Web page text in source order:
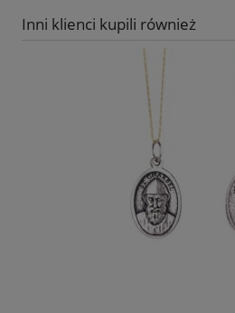
Inni klienci kupili również